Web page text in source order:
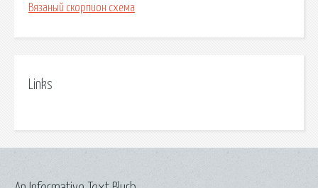
Вязаный скорпион схема
Links